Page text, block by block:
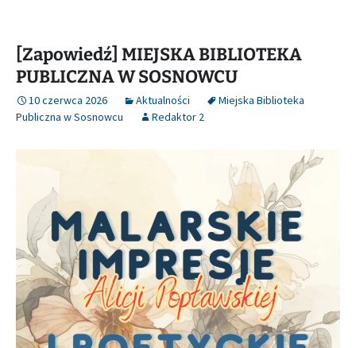
[Zapowiedź] MIEJSKA BIBLIOTEKA
PUBLICZNA W SOSNOWCU
10 czerwca 2026 Aktualności
Miejska Biblioteka
Publiczna w Sosnowcu
Redaktor 2